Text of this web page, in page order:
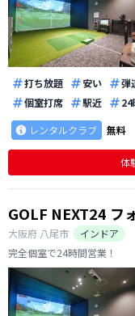
打ち放題 安い 弾
個室打席
駅近 24
レンタルクラブ
無料
体
GOLF NEXT24 フ
大阪府 八尾市
インドア
完全個室で24時間営業！